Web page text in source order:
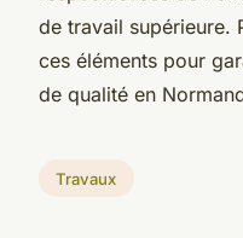
de travail supérieure.
ces éléments pour
de qualité en
Travaux